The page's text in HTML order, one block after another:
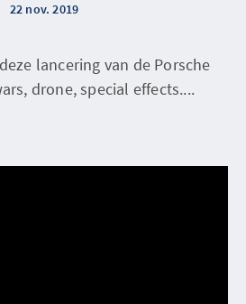
22 nov. 2019
lancering van de Porsche
drone, special effects....